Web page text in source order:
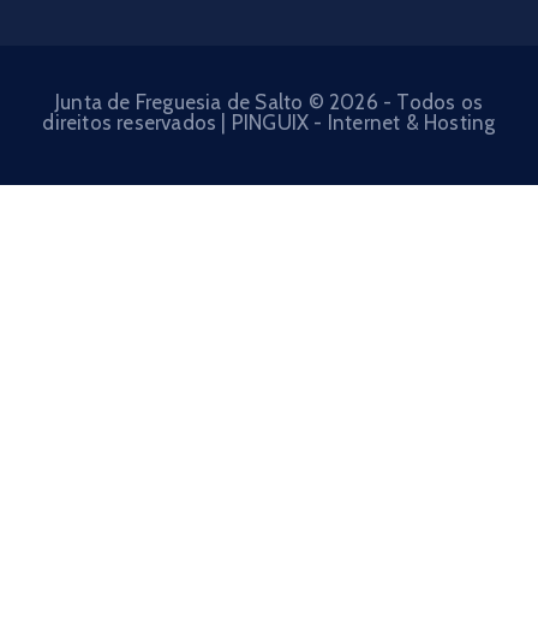
Junta de Freguesia de Salto © 2026 - Todos os
direitos reservados | PINGUIX - Internet & Hosting